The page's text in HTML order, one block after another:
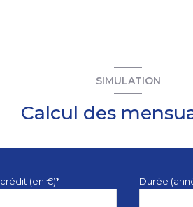
SIMULATION
Calcul des
(en €)* Durée